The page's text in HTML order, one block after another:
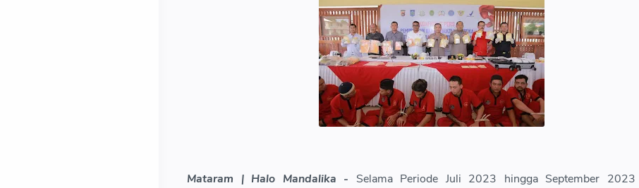
Mataram | Halo Mandalika - Selama Periode Juli 2023 hingga September 2023